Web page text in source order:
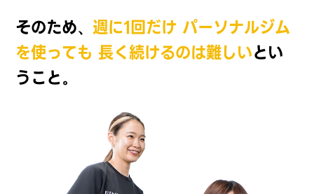
そのため、週に1回だけ パーソナルジム
を使っても 長く続けるのは難しいとい
うこと。